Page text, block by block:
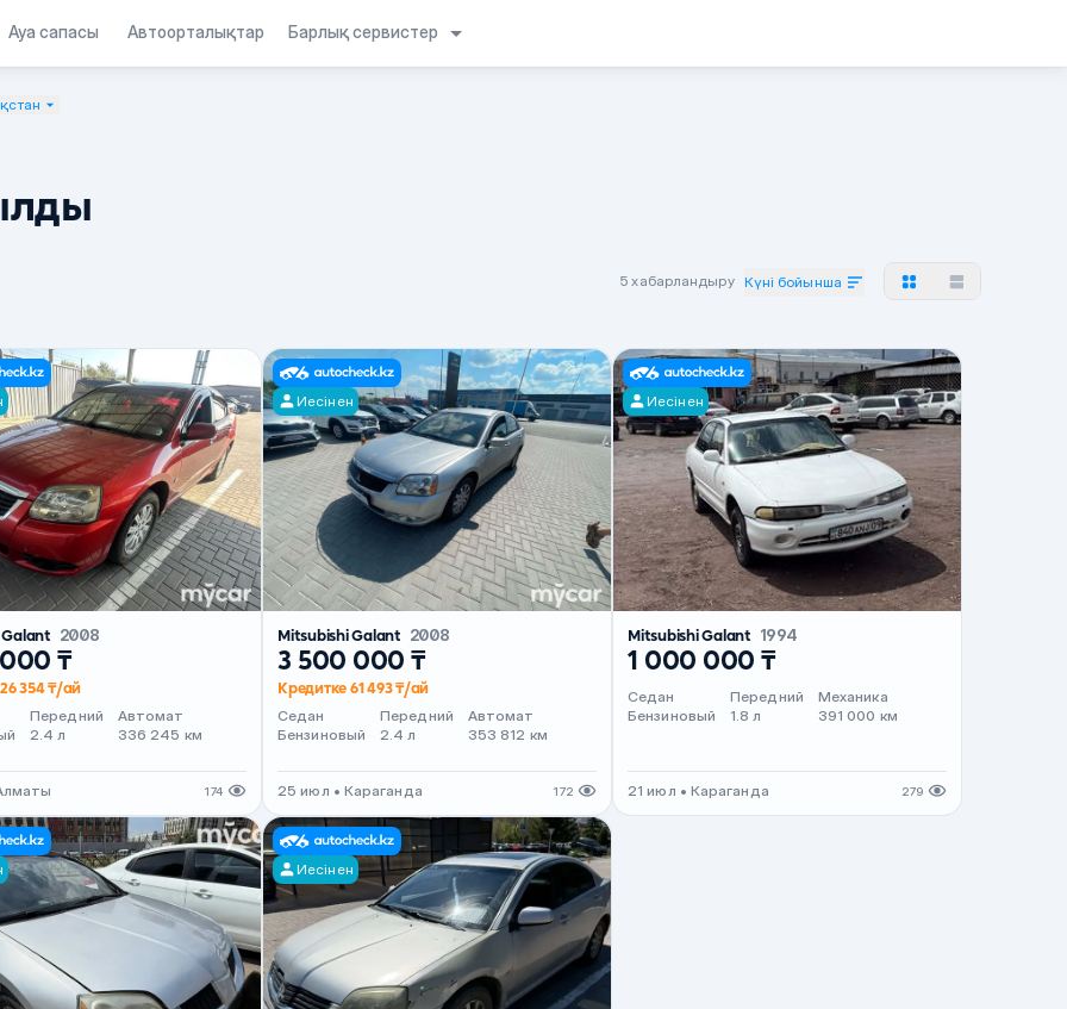
Ауа сапасы Автоорталықтар Барлық сервистер
5 хабарландыру Күні бойынша
2008
₸
354 ₸/ай
Передний
2.4 л
Автомат
336 245 км
174
Иесінен
Mitsubishi Galant 2008
3 500 000 ₸
Кредитке 61 493 ₸/ай
Седан
Бензиновый
Передний
2.4 л
Автомат
353 812 км
25 июл • Караганда 172
Иесінен
Mitsubishi Galant 1994
1 000 000 ₸
Седан
Бензиновый
Передний
1.8 л
Механика
391 000 км
21 июл • Караганда 279
Иесінен